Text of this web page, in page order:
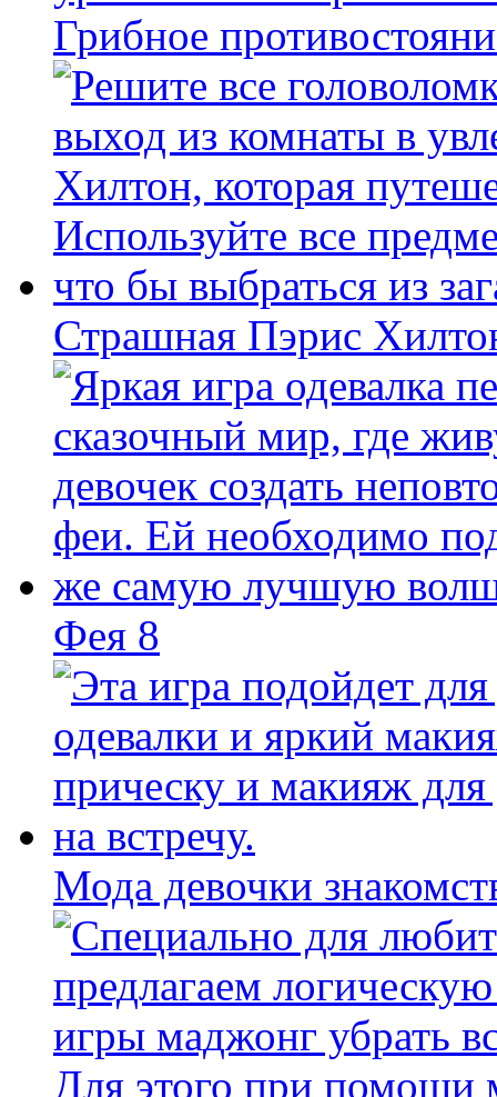
Грибное
Страшная Пэрис
Фея 8
Мода девочки